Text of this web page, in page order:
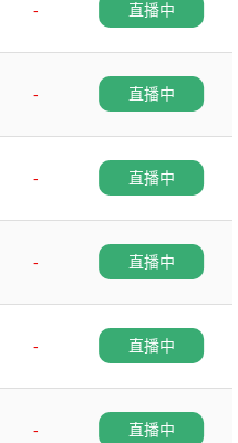
-
直播中
-
直播中
-
直播中
-
直播中
-
直播中
-
直播中